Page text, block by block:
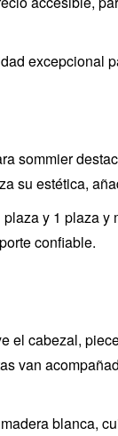
excepcional
sommier
su estética,
y 1 plaza
confiable.
el cabezal,
van
blanca,